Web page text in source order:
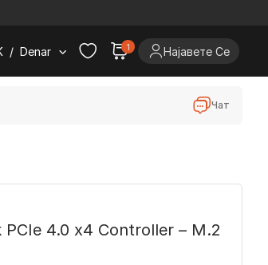
/ Denar 1 Најавете Се
Чат
4.0 x4 Controller – M.2